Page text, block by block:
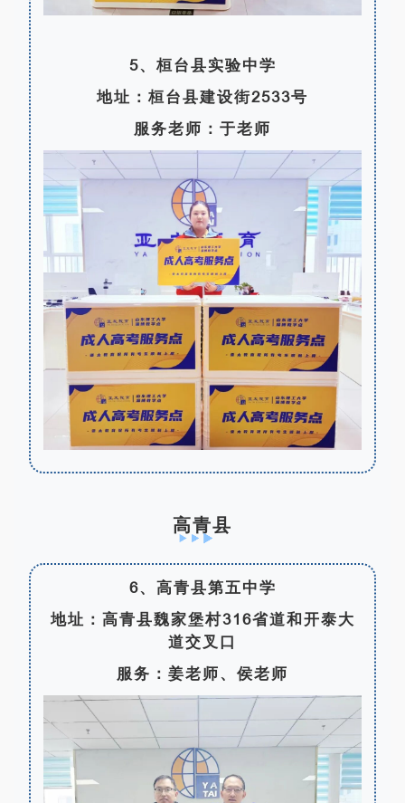
5、桓台县实验中学
地址：桓台县建设街2533号
服务老师：于老师
高青县
6、高青县第五中学
地址：高青县魏家堡村316省道和开泰大
道交叉口
服务：姜老师、侯老师